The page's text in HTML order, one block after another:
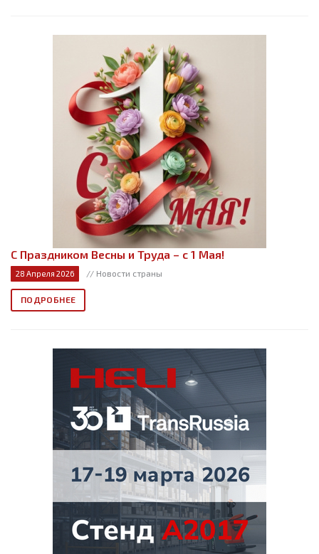
С Праздником Весны и Труда – с 1 Мая!
28 Апреля 2026 // Новости страны
ПОДРОБНЕЕ